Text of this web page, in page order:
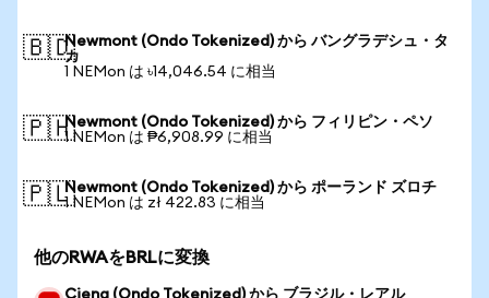
🇧🇩Newmont (Ondo Tokenized) から バングラデシュ・タ
カ
1 NEMon は ৳14,046.54 に相当
🇵🇭Newmont (Ondo Tokenized) から フィリピン・ペソ
1 NEMon は ₱6,908.99 に相当
🇵🇱Newmont (Ondo Tokenized) から ポーランド ズロチ
1 NEMon は zł 422.83 に相当
他のRWAをBRLに変換
Ciena (Ondo Tokenized) から ブラジル・レアル